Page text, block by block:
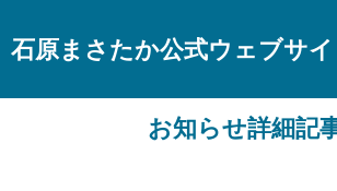
石原まさたか公式ウェブサイ
お知らせ詳細記